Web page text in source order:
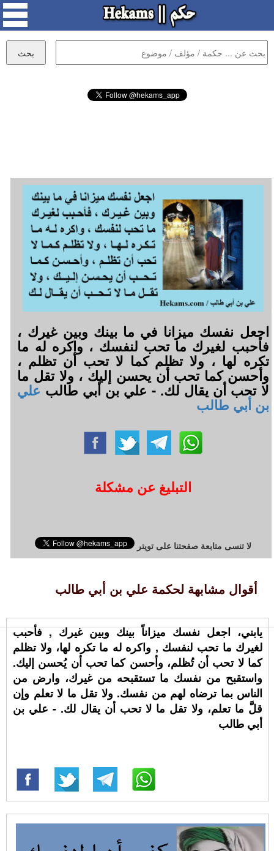
اجعل نفسك ميزانا في ما بينك وبين غيرك ،
فأحبب لغيرك ما تحب لنفسك ، واكره له ما
تكره لها ، ولا تظلم كما لا تحب أن تظلم ،
وأحسن كما تحب أن يحسن إليك ، ولا تقل ما
لا تحب أن يقال لك. - علي بن أبي طالب علي
بن أبي طالب
التبليغ عن مشكلة
لا تنسى متابعة صفحتنا على تويتر
أقوال مشابهة لحكمة علي بن أبي طالب
ياﺑﻨﻲ، ﺍﺟﻌﻞ ﻧﻔﺴﻚ ﻣﻴﺰﺍﻧﺎً ﺑﻴﻨﻚ ﻭﺑﻴﻦ ﻏﻴﺮﻙ , ﻓﺄﺣﺒﺐ
ﻟﻐﻴﺮﻙ ﻣﺎ ﺗﺤﺐ ﻟﻨﻔﺴﻚ , ﻭﺍﻛﺮﻩ ﻟﻪ ﻣﺎ ﺗﻜﺮﻩ ﻟﻬﺎ، ﻭﻻ‌ ﺗﻈﻠﻢ
ﻛﻤﺎ ﻻ‌ ﺗﺤﺐ ﺃﻥ ﺗُﻈﻠﻢ، ﻭﺃﺣﺴﻦ ﻛﻤﺎ ﺗﺤﺐ ﺃﻥ ﻳُﺤﺴﻦ ﺇﻟﻴﻚ.
ﻭﺍﺳﺘﻘﺒﺢ ﻣﻦ ﻧﻔﺴﻚ ﻣﺎ ﺗﺴﺘﻘﺒﺤﻪ ﻣﻦ ﻏﻴﺮﻙ، ﻭﺍﺭﺽ ﻣﻦ
ﺍﻟﻨﺎﺱ ﺑﻤﺎ ﺗﺮﺿﺎﻩ ﻟﻬﻢ ﻣﻦ ﻧﻔﺴﻚ. ﻭﻻ‌ ﺗﻘﻞ ﻣﺎ ﻻ‌ ﺗﻌﻠﻢ ﻭﺇﻥ
ﻗﻞَّ ﻣﺎ ﺗﻌﻠﻢ، ﻭﻻ‌ ﺗﻘﻞ ﻣﺎ ﻻ‌ ﺗﺤﺐ ﺃﻥ ﻳﻘﺎﻝ ﻟﻚ. - علي بن
أبي طالب